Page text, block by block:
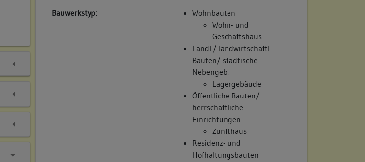
Bauwerkstyp:
Wohnbauten
Wohn- und
Geschäftshaus
Ländl./ landwirtschaftl.
Bauten/ städtische
Nebengeb.
Lagergebäude
Öffentliche Bauten/
herrschaftliche
Einrichtungen
Zunfthaus
Residenz- und
Hofhaltungsbauten